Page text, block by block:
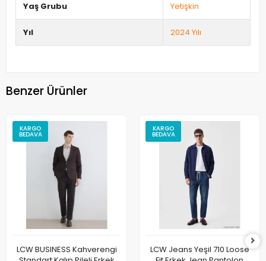
Yaş Grubu Yetişkin
Yıl 2024 Yılı
Benzer Ürünler
KARGO
BEDAVA
LCW BUSINESS Kahverengi
KARGO
BEDAVA
LCW Jeans Yeşil 710 Loose